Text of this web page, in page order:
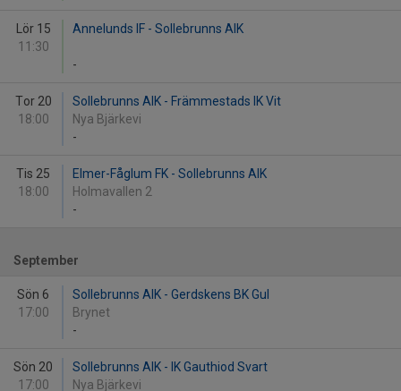
Lör 15
11:30
Annelunds IF - Sollebrunns AIK
-
Tor 20
18:00
Sollebrunns AIK - Främmestads IK Vit
Nya Bjärkevi
-
Tis 25
18:00
Elmer-Fåglum FK - Sollebrunns AIK
Holmavallen 2
-
September
Sön 6
17:00
Sollebrunns AIK - Gerdskens BK Gul
Brynet
-
Sön 20
17:00
Sollebrunns AIK - IK Gauthiod Svart
Nya Bjärkevi